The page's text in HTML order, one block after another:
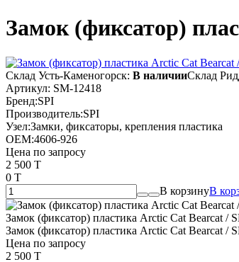
Замок (фиксатор)
Склад Усть-Каменогорск: В наличииСклад
Артикул: SM-12418
Бренд:SPI
Производитель:SPI
Узел:Замки, фиксаторы, крепления пластика
OEM:4606-926
Цена по запросу
2 500 T
0 T
В корзинуВ
Замок (фиксатор) пластика Arctic Cat Bearcat /
Замок (фиксатор) пластика Arctic Cat Bearcat /
Цена по запросу
2 500 T